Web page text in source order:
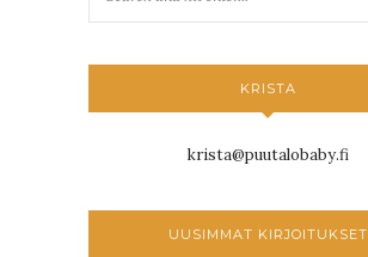
KRISTA
krista@puutalobaby.fi
UUSIMMAT KIRJOITUKSET